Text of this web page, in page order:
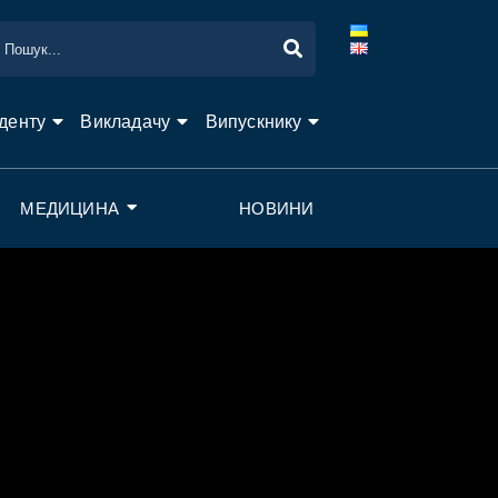
Викладачу Випускнику
МЕДИЦИНА НОВИНИ